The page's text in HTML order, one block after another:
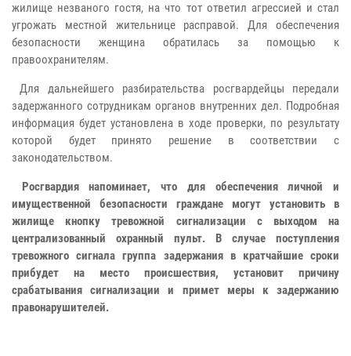
жилище незваного гостя, на что тот ответил агрессией и стал
угрожать местной жительнице расправой. Для обеспечения
безопасности женщина обратилась за помощью к
правоохранителям.
Для дальнейшего разбирательства росгвардейцы передали
задержанного сотрудникам органов внутренних дел. Подробная
информация будет установлена в ходе проверки, по результату
которой будет принято решение в соответствии с
законодательством.
Росгвардия напоминает, что для обеспечения личной и
имущественной безопасности граждане могут установить в
жилище кнопку тревожной сигнализации с выходом на
централизованный охранный пульт. В случае поступления
тревожного сигнала группа задержания в кратчайшие сроки
прибудет на место происшествия, установит причину
срабатывания сигнализации и примет меры к задержанию
правонарушителей.